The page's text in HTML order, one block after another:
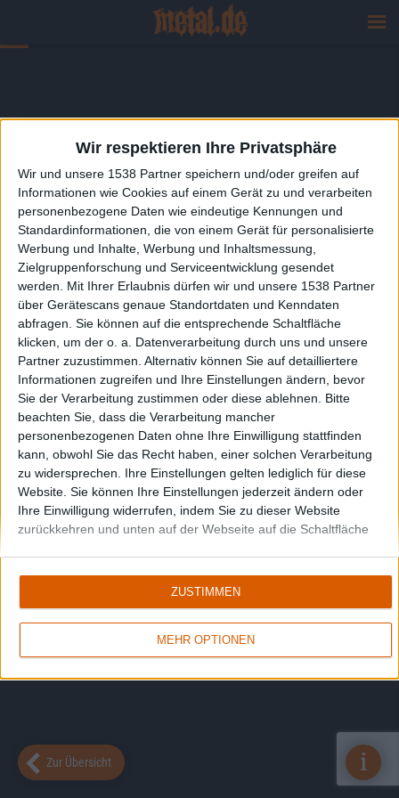
Wir respektieren Ihre Privatsphäre
Wir und unsere 1538 Partner speichern und/oder greifen auf
Informationen wie Cookies auf einem Gerät zu und verarbeiten
personenbezogene Daten wie eindeutige Kennungen und
Standardinformationen, die von einem Gerät für personalisierte
Werbung und Inhalte, Werbung und Inhaltsmessung,
Zielgruppenforschung und Serviceentwicklung gesendet
werden.
Mit Ihrer Erlaubnis dürfen wir und unsere 1538 Partner
über Gerätescans genaue Standortdaten und Kenndaten
abfragen. Sie können auf die entsprechende Schaltfläche
klicken, um der o. a. Datenverarbeitung durch uns und unsere
Partner zuzustimmen. Alternativ können Sie auf detailliertere
Informationen zugreifen und Ihre Einstellungen ändern, bevor
Sie der Verarbeitung zustimmen oder diese ablehnen.
Bitte
beachten Sie, dass die Verarbeitung mancher
personenbezogenen Daten ohne Ihre Einwilligung stattfinden
kann, obwohl Sie das Recht haben, einer solchen Verarbeitung
zu widersprechen. Ihre Einstellungen gelten lediglich für diese
Website. Sie können Ihre Einstellungen jederzeit ändern oder
Ihre Einwilligung widerrufen, indem Sie zu dieser Website
zurückkehren und unten auf der Webseite auf die Schaltfläche
MEHR OPTIONEN
ZUSTIMMEN
Zur Übersicht i